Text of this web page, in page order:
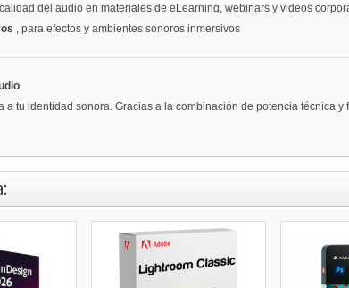
del audio en materiales de eLearning, webinars y videos
, para efectos y ambientes sonoros inmersivos
tu identidad sonora. Gracias a la combinación de potencia técnica